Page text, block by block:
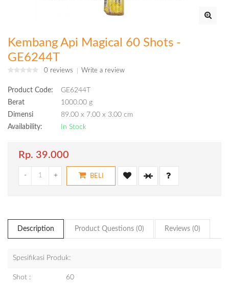
Kembang Api Magical 60 Shots -
GE6244T
0 reviews Write a review
Product Code:
GE6244T
Berat
1000.00 g
Dimensi
89.00 x 7.00 x 3.00 cm
Availability:
In Stock
Rp. 39.000
- + BELI
Description Product Questions (0) Reviews (0)
Spesifikasi Produk:
Shot : 60